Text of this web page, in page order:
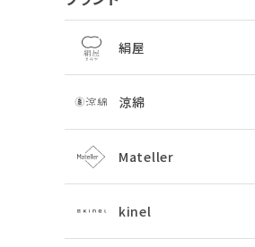
絹屋
涼綿
Mateller
kinel